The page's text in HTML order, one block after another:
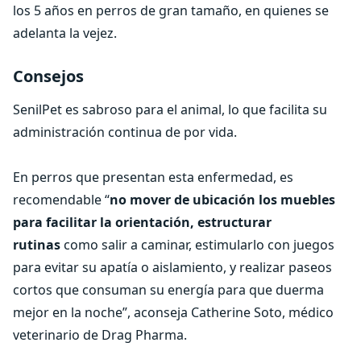
los 5 años en perros de gran tamaño, en quienes se
adelanta la vejez.
Consejos
SenilPet es sabroso para el animal, lo que facilita su
administración continua de por vida.
En perros que presentan esta enfermedad, es
recomendable “no mover de ubicación los muebles
para facilitar la orientación, estructurar
rutinascomo salir a caminar, estimularlo con juegos
para evitar su apatía o aislamiento, y realizar paseos
cortos que consuman su energía para que duerma
mejor en la noche”, aconseja Catherine Soto, médico
veterinario de Drag Pharma.